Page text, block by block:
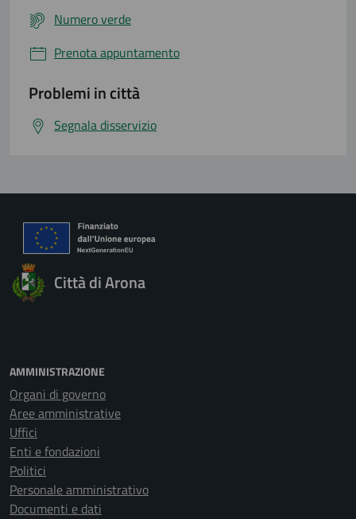
Numero verde
Prenota appuntamento
Problemi in città
Segnala disservizio
Città di Arona
AMMINISTRAZIONE
Organi di governo
Aree amministrative
Uffici
Enti e fondazioni
Politici
Personale amministrativo
Documenti e dati